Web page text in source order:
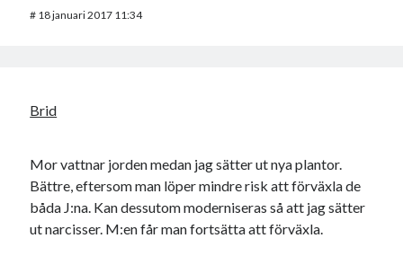
# 18 januari 2017 11:34
Brid
Mor vattnar jorden medan jag sätter ut nya plantor.
Bättre, eftersom man löper mindre risk att förväxla de
båda J:na. Kan dessutom moderniseras så att jag sätter
ut narcisser. M:en får man fortsätta att förväxla.